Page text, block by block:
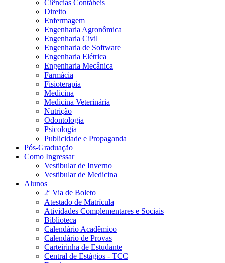
Ciências Contábeis
Direito
Enfermagem
Engenharia Agronômica
Engenharia Civil
Engenharia de Software
Engenharia Elétrica
Engenharia Mecânica
Farmácia
Fisioterapia
Medicina
Medicina Veterinária
Nutrição
Odontologia
Psicologia
Publicidade e Propaganda
Pós-Graduação
Como Ingressar
Vestibular de Inverno
Vestibular de Medicina
Alunos
2ª Via de Boleto
Atestado de Matrícula
Atividades Complementares e Sociais
Biblioteca
Calendário Acadêmico
Calendário de Provas
Carteirinha de Estudante
Central de Estágios - TCC